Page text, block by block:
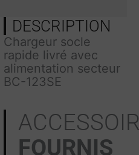
DESCRIPTION
Chargeur socle
rapide livré avec
alimentation secteur
BC-123SE
FOURNIS